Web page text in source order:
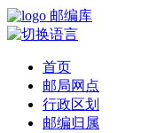
邮编库
首页
邮局网点
行政区划
邮编归属